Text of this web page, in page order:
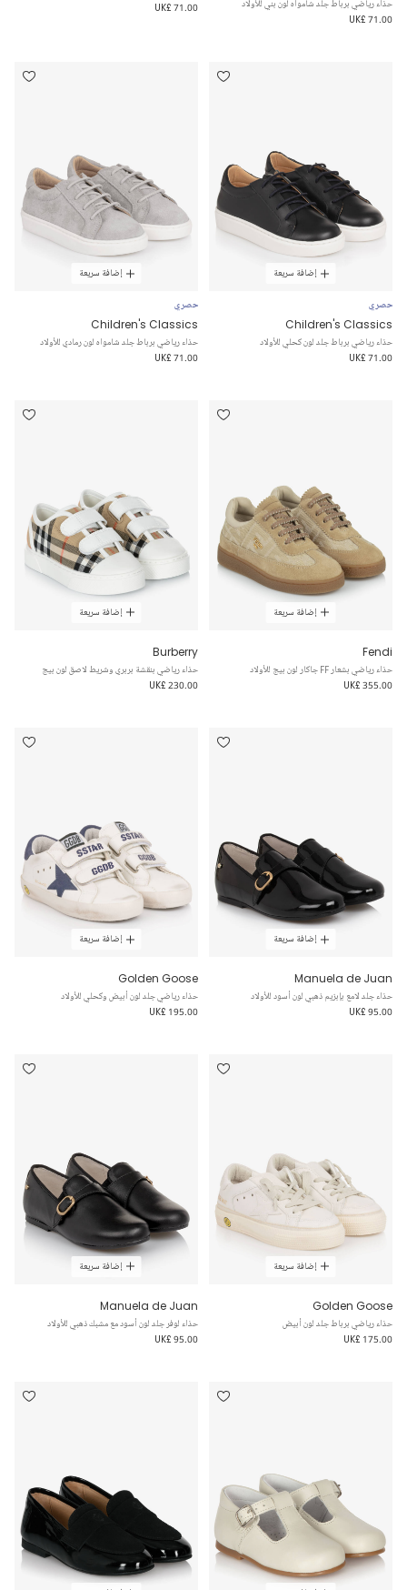
حذاء رياضي برباط جلد شامواه لون بني للأولاد
UK£ 71.00
UK£ 71.00
إضافة سريعة
حصري
Children's Classics
حذاء رياضي برباط جلد لون كحلي للأولاد
UK£ 71.00
إضافة سريعة
حصري
Children's Classics
حذاء رياضي برباط جلد شامواه لون رمادي للأولاد
UK£ 71.00
إضافة سريعة
Fendi
حذاء رياضي بشعار FF جاكار لون بيج للأولاد
UK£ 355.00
إضافة سريعة
Burberry
حذاء رياضي بنقشة بربري وشريط لاصق لون بيج
UK£ 230.00
إضافة سريعة
Manuela de Juan
حذاء جلد لامع بإبزيم ذهبي لون أسود للأولاد
UK£ 95.00
إضافة سريعة
Golden Goose
حذاء رياضي جلد لون أبيض وكحلي للأولاد
UK£ 195.00
إضافة سريعة
Golden Goose
حذاء رياضي برباط جلد لون أبيض
UK£ 175.00
إضافة سريعة
Manuela de Juan
حذاء لوفر جلد لون أسود مع مشبك ذهبي للأولاد
UK£ 95.00